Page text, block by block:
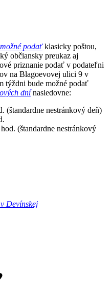
podať klasicky poštou,
občiansky preukaz aj
priznanie podať v podateľni
na Blagoevovej ulici 9 v
týždni bude možné podať
dnínasledovne:
(štandardne nestránkový deň)
(štandardne nestránkový
Devínskej